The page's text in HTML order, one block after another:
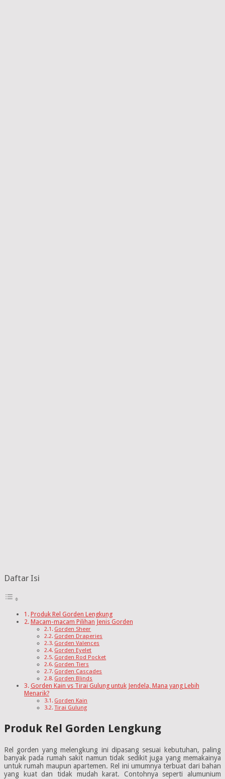
Daftar Isi
Produk Rel Gorden Lengkung
Macam-macam Pilihan Jenis Gorden
Gorden Sheer
Gorden Draperies
Gorden Valences
Gorden Eyelet
Gorden Rod Pocket
Gorden Tiers
Gorden Cascades
Gorden Blinds
Gorden Kain vs Tirai Gulung untuk Jendela, Mana yang Lebih
Menarik?
Gorden Kain
Tirai Gulung
Produk Rel Gorden Lengkung
Rel gorden yang melengkung ini dipasang sesuai kebutuhan, paling
banyak pada rumah sakit namun tidak sedikit juga yang memakainya
untuk rumah maupun apartemen. Rel ini umumnya terbuat dari bahan
yang kuat dan tidak mudah karat. Contohnya seperti alumunium